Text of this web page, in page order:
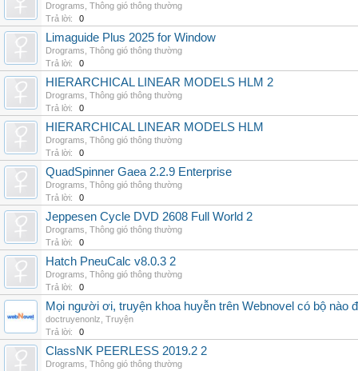
Drograms Thông gió thông thường
Trả lời:
0
Limaguide Plus 2025 for Window
Drograms Thông gió thông thường
Trả lời:
0
HIERARCHICAL LINEAR MODELS HLM 2
Drograms Thông gió thông thường
Trả lời:
0
HIERARCHICAL LINEAR MODELS HLM
Drograms Thông gió thông thường
Trả lời:
0
QuadSpinner Gaea 2.2.9 Enterprise
Drograms Thông gió thông thường
Trả lời:
0
Jeppesen Cycle DVD 2608 Full World 2
Drograms Thông gió thông thường
Trả lời:
0
Hatch PneuCalc v8.0.3 2
Drograms Thông gió thông thường
Trả lời:
0
Mọi người ơi, truyện khoa huyễn trên Webnovel có bộ nào
doctruyenonlz Truyện
Trả lời:
0
ClassNK PEERLESS 2019.2 2
Drograms Thông gió thông thường